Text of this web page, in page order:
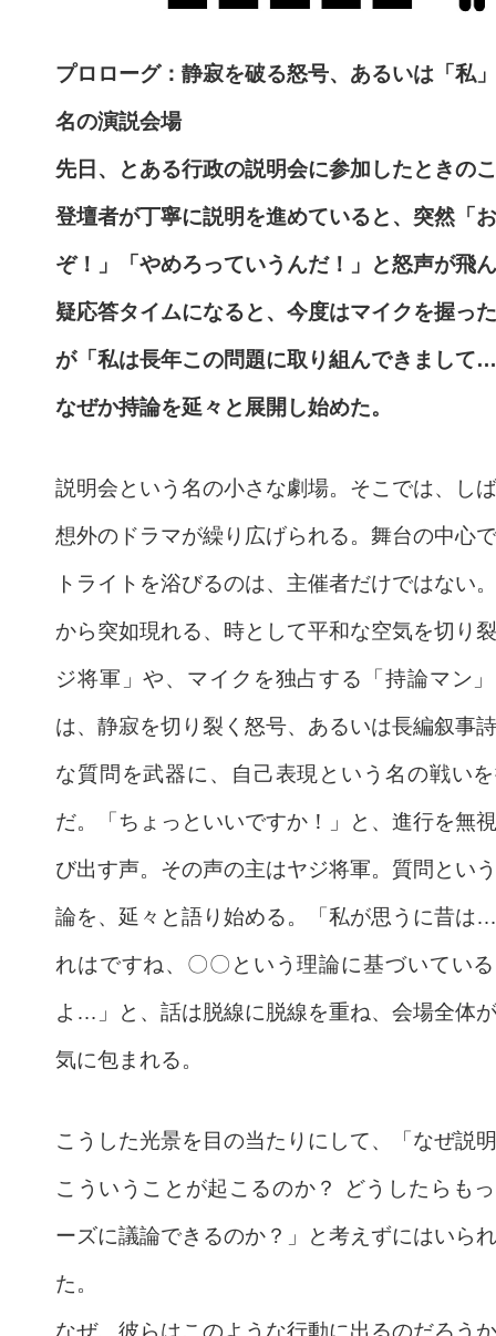
プロローグ：静寂を破る怒号、あるいは「私
名の演説会場
先日、とある行政の説明会に参加したときの
登壇者が丁寧に説明を進めていると、突然「
ぞ！」「やめろっていうんだ！」と怒声が飛
疑応答タイムになると、今度はマイクを握っ
が「私は長年この問題に取り組んできまして
なぜか持論を延々と展開し始めた。
説明会という名の小さな劇場。そこでは、し
想外のドラマが繰り広げられる。舞台の中心
トライトを浴びるのは、主催者だけではない
から突如現れる、時として平和な空気を切り
ジ将軍」や、マイクを独占する「持論マン
は、静寂を切り裂く怒号、あるいは長編叙事
な質問を武器に、自己表現という名の戦い
だ。「ちょっといいですか！」と、進行を無
び出す声。その声の主はヤジ将軍。質問とい
論を、延々と語り始める。「私が思うに昔は
れはですね、〇〇という理論に基づいてい
よ…」と、話は脱線に脱線を重ね、会場全体
気に包まれる。
こうした光景を目の当たりにして、「なぜ説
こういうことが起こるのか？ どうしたらも
ーズに議論できるのか？」と考えずにはいら
た。